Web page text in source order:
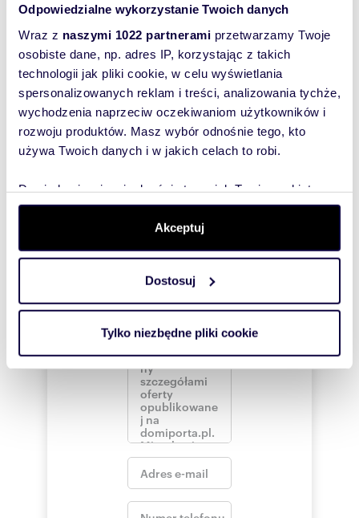
Odpowiedzialne wykorzystanie Twoich danych
Wraz z naszymi 1022 partnerami przetwarzamy Twoje
osobiste dane, np. adres IP, korzystając z takich
technologii jak pliki cookie, w celu wyświetlania
spersonalizowanych reklam i treści, analizowania tychże,
wychodzenia naprzeciw oczekiwaniom użytkowników i
rozwoju produktów. Masz wybór odnośnie tego, kto
używa Twoich danych i w jakich celach to robi.
Dowiedz się więcej odnośnie tego, jak Twoje osobiste
dane są przetwarzane oraz ustaw własne preferencje w
. W Deklaracji plików cookie możesz
zmienić lub wycofać swoją zgodę w dowolnej chwili.
Wykorzystujemy pliki cookie do spersonalizowania treści
i reklam, aby oferować funkcje społecznościowe i
korzystasz z naszej witryny, udostępniamy partnerom
Partnerzy mogą połączyć te informacje z innymi danymi
otrzymanymi od Ciebie lub uzyskanymi podczas
korzystania z ich usług.
Akceptuj
Dostosuj
Tylko niezbędne pliki cookie
Wyślij
wiadomość
To najlepszy
sposób, aby
właściciel
oferty
szybko się z
skontaktował!